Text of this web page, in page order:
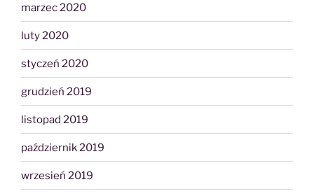
marzec 2020
luty 2020
styczeń 2020
grudzień 2019
listopad 2019
październik 2019
wrzesień 2019